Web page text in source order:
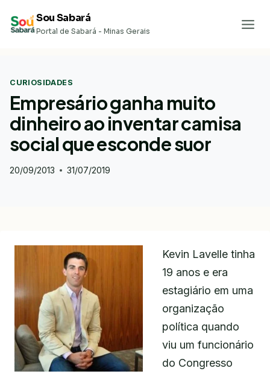
para
Sou Sabará
Portal de Sabará - Minas Gerais
CURIOSIDADES
Empresário ganha muito
dinheiro ao inventar camisa
social que esconde suor
20/09/2013 31/07/2019
Kevin Lavelle tinha
19 anos e era
estagiário em uma
organização
política quando
viu um funcionário
do Congresso